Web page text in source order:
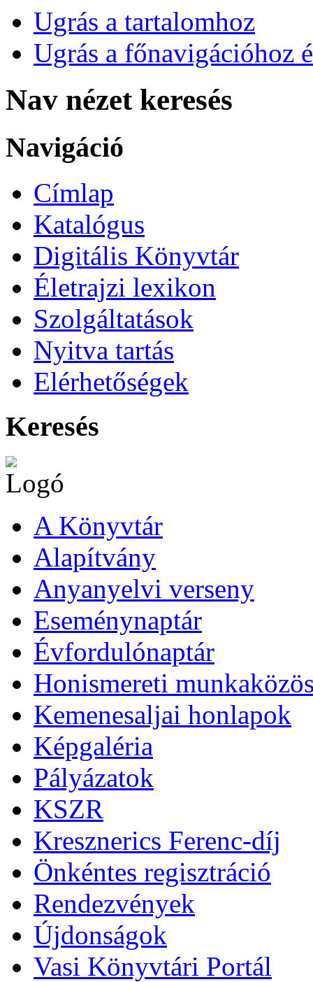
Ugrás a tartalomhoz
Ugrás a főnavigációhoz
Nav nézet keresés
Navigáció
Címlap
Katalógus
Digitális Könyvtár
Életrajzi lexikon
Szolgáltatások
Nyitva tartás
Elérhetőségek
Keresés
A Könyvtár
Alapítvány
Anyanyelvi verseny
Eseménynaptár
Évfordulónaptár
Honismereti
Kemenesaljai honlapok
Képgaléria
Pályázatok
KSZR
Kresznerics Ferenc-díj
Önkéntes regisztráció
Rendezvények
Újdonságok
Vasi Könyvtári Portál